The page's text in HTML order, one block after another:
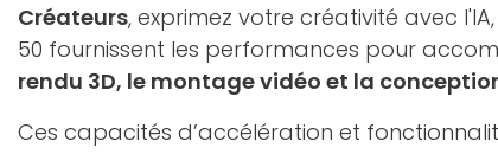
Créateurs, exprimez votre créativité avec l'IA,
50 fournissent les performances pour
rendu 3D, le montage vidéo et la
Ces capacités d’accélération et